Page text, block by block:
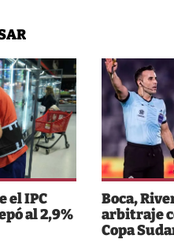
el IPC
al 2,9%
Boca,
arbitraje
Copa